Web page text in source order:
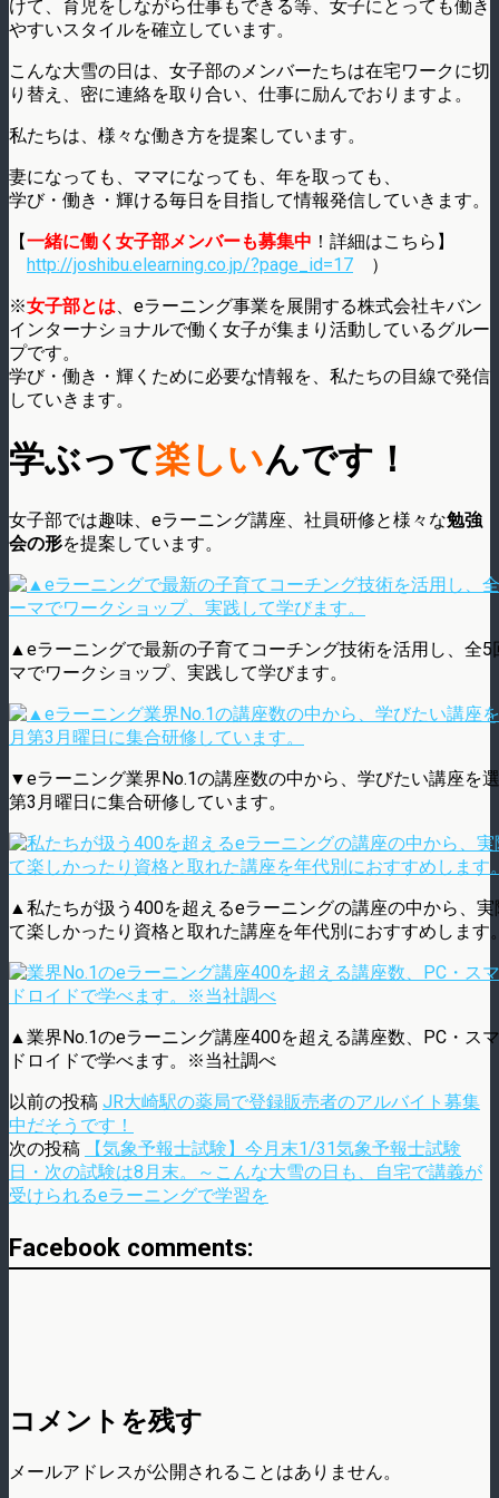
けて、育児をしながら仕事もできる等、女子にとっても働き
やすいスタイルを確立しています。
こんな大雪の日は、女子部のメンバーたちは在宅ワークに切
り替え、密に連絡を取り合い、仕事に励んでおりますよ。
私たちは、様々な働き方を提案しています。
妻になっても、ママになっても、年を取っても、
学び・働き・輝ける毎日を目指して情報発信していきます。
【一緒に働く女子部メンバーも募集中 ！詳細はこちら】
http://joshibu.elearning.co.jp/?page_id=17 ）
※女子部とは、eラーニング事業を展開する株式会社キバン
インターナショナルで働く女子が集まり活動しているグルー
プです。
学び・働き・輝くために必要な情報を、私たちの目線で発信
していきます。
学ぶって楽しいんです！
女子部では趣味、eラーニング講座、社員研修と様々な勉強
会の形を提案しています。
▲eラーニングで最新の子育てコーチング技術を活用し、全5
マでワークショップ、実践して学びます。
▼eラーニング業界No.1の講座数の中から、学びたい講座を
第3月曜日に集合研修しています。
▲私たちが扱う400を超えるeラーニングの講座の中から、実
て楽しかったり資格と取れた講座を年代別におすすめします
▲業界No.1のeラーニング講座400を超える講座数、PC・ス
ドロイドで学べます。※当社調べ
以前の投稿 JR大崎駅の薬局で登録販売者のアルバイト募集
中だそうです！
次の投稿
【気象予報士試験】今月末1/31気象予報士試験
日・次の試験は8月末。～こんな大雪の日も、自宅で講義が
受けられるeラーニングで学習を
Facebook comments:
コメントを残す
メールアドレスが公開されることはありません。